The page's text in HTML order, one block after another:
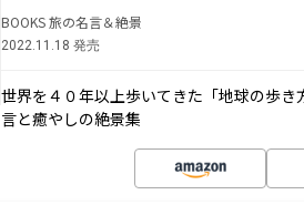
BOOKS 旅の名言＆絶景
2022.11.18 発売
世界を４０年以上歩いてきた「地球の歩
言と癒やしの絶景集